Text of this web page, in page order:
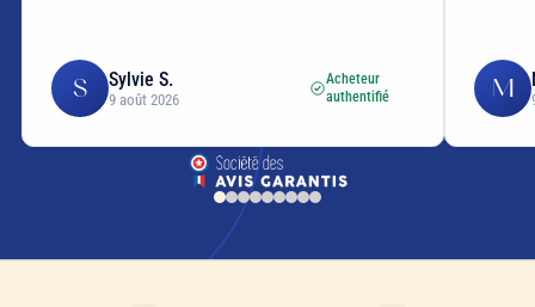
S Sylvie S.
9 août 2026
Acheteur
authentifié
M